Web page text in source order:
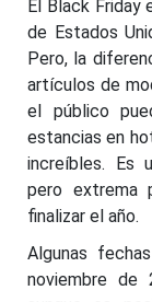
El Black Friday
de Estados
Pero, la
artículos de
el público
estancias en
increíbles. Es
pero extrema
finalizar el año.
Algunas
noviembre de